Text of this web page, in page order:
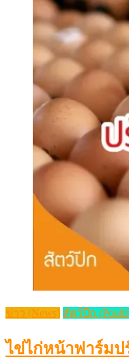
ข่าว (News) สัตว์ปีก
ไข่ไก่หน้าฟาร์มป